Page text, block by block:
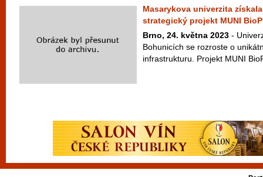
Masarykova univerzita
strategický projekt MUNI
Brno, 24. května 2023 -
Bohunicích se rozroste o
infrastrukturu. Projekt MUNI